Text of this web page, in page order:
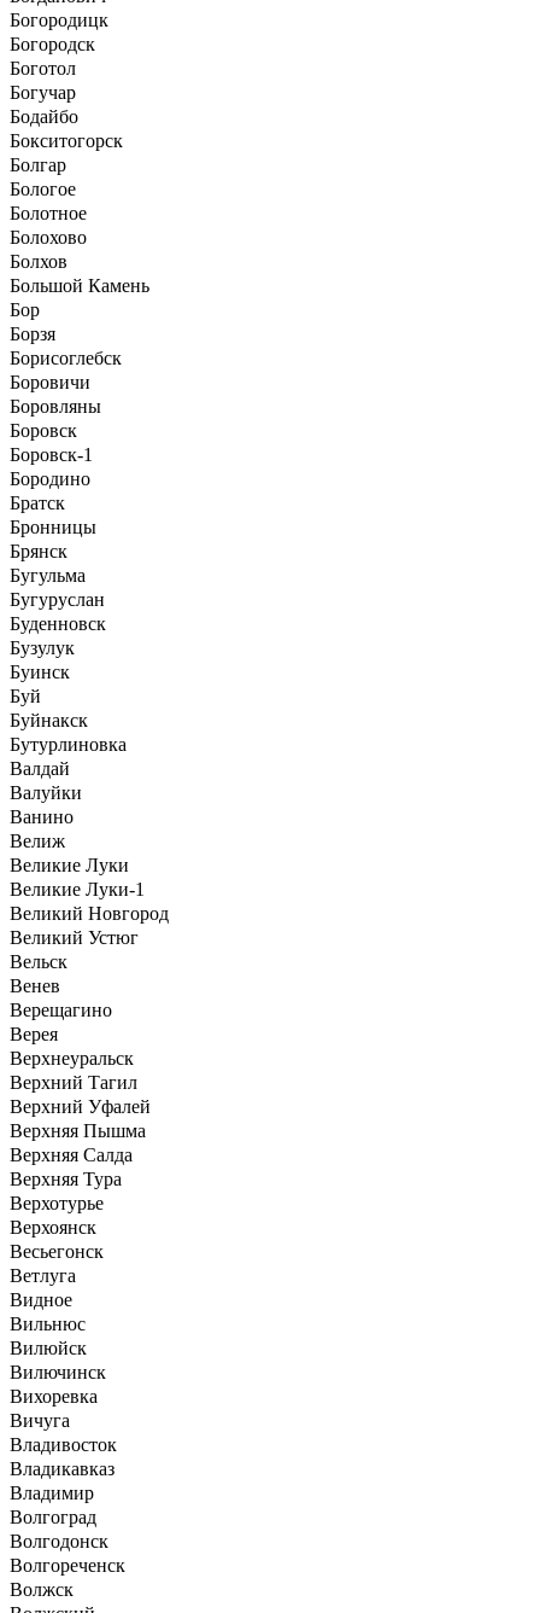
Богородицк
Богородск
Боготол
Богучар
Бодайбо
Бокситогорск
Болгар
Бологое
Болотное
Болохово
Болхов
Большой Камень
Бор
Борзя
Борисоглебск
Боровичи
Боровляны
Боровск
Боровск-1
Бородино
Братск
Бронницы
Брянск
Бугульма
Бугуруслан
Буденновск
Бузулук
Буинск
Буй
Буйнакск
Бутурлиновка
Валдай
Валуйки
Ванино
Велиж
Великие Луки
Великие Луки-1
Великий Новгород
Великий Устюг
Вельск
Венев
Верещагино
Верея
Верхнеуральск
Верхний Тагил
Верхний Уфалей
Верхняя Пышма
Верхняя Салда
Верхняя Тура
Верхотурье
Верхоянск
Весьегонск
Ветлуга
Видное
Вильнюс
Вилюйск
Вилючинск
Вихоревка
Вичуга
Владивосток
Владикавказ
Владимир
Волгоград
Волгодонск
Волгореченск
Волжск